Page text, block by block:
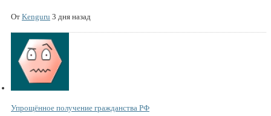
От Kenguru 3 дня назад
Упрощённое получение гражданства РФ